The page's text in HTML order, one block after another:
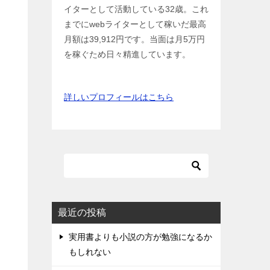
イターとして活動している32歳。これ
までにwebライターとして稼いだ最高
月額は39,912円です。当面は月5万円
を稼ぐため日々精進しています。
詳しいプロフィールはこちら
最近の投稿
実用書よりも小説の方が勉強になるか
もしれない